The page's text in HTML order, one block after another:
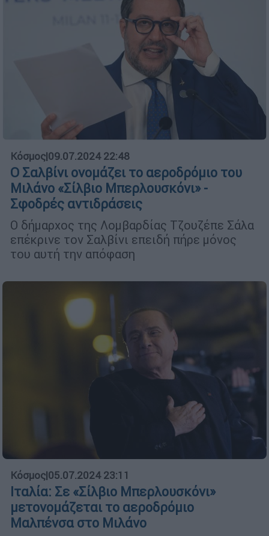
Κόσμος|09.07.2024 22:48
Ο Σαλβίνι ονομάζει το αεροδρόμιο του
Μιλάνο «Σίλβιο Μπερλουσκόνι» -
Σφοδρές αντιδράσεις
Ο δήμαρχος της Λομβαρδίας Τζουζέπε Σάλα
επέκρινε τον Σαλβίνι επειδή πήρε μόνος
του αυτή την απόφαση
Κόσμος|05.07.2024 23:11
Ιταλία: Σε «Σίλβιο Μπερλουσκόνι»
μετονομάζεται το αεροδρόμιο
Μαλπένσα στο Μιλάνο